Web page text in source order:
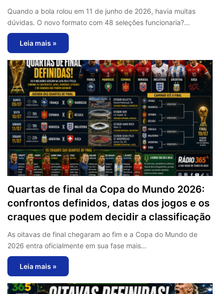
Quando a bola rolou em 11 de junho de 2026, havia muitas
dúvidas. O novo formato com 48 seleções funcionaria?…
Leia mais »
Quartas de final da Copa do Mundo 2026:
confrontos definidos, datas dos jogos e os
craques que podem decidir a classificação
As oitavas de final chegaram ao fim e a Copa do Mundo de
2026 entra oficialmente em sua fase mais…
Leia mais »